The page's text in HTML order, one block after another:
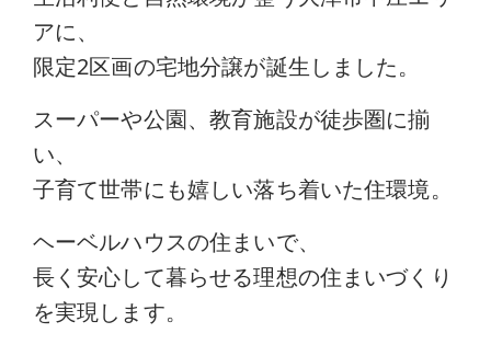
アに、
限定2区画の宅地分譲が誕生しました。
スーパーや公園、教育施設が徒歩圏に揃
い、
子育て世帯にも嬉しい落ち着いた住環境。
ヘーベルハウスの住まいで、
長く安心して暮らせる理想の住まいづくり
を実現します。